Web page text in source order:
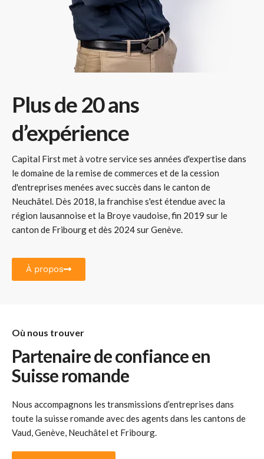
Plus de 20 ans
d’expérience
Capital First met à votre service ses années d'expertise dans
le domaine de la remise de commerces et de la cession
d'entreprises menées avec succès dans le canton de
Neuchâtel. Dès 2018, la franchise s'est étendue avec la
région lausannoise et la Broye vaudoise, fin 2019 sur le
canton de Fribourg et dès 2024 sur Genève.
À propos
Où nous trouver
Partenaire de confiance en
Suisse romande
Nous accompagnons les transmissions d’entreprises dans
toute la suisse romandeavec des agents dans les cantons de
Vaud, Genève, Neuchâtel et Fribourg.